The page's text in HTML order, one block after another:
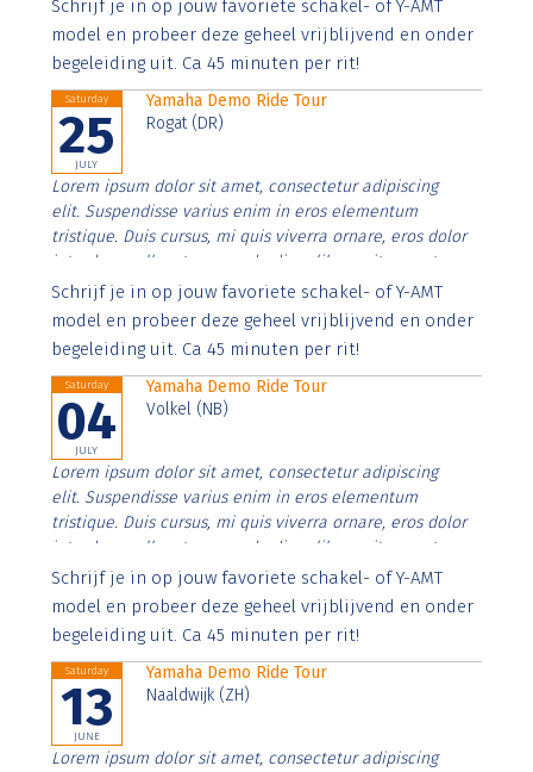
imperdiet. Nunc ut sem vitae risus tristique posuere.
Schrijf je in op jouw favoriete schakel- of Y-AMT
model en probeer deze geheel vrijblijvend en onder
begeleiding uit. Ca 45 minuten per rit!
Saturday
25
JULY
Yamaha Demo Ride Tour
Rogat (DR)
Lorem ipsum dolor sit amet, consectetur adipiscing
elit. Suspendisse varius enim in eros elementum
tristique. Duis cursus, mi quis viverra ornare, eros dolor
interdum nulla, ut commodo diam libero vitae erat.
Aenean faucibus nibh et justo cursus id rutrum lorem
imperdiet. Nunc ut sem vitae risus tristique posuere.
Schrijf je in op jouw favoriete schakel- of Y-AMT
model en probeer deze geheel vrijblijvend en onder
begeleiding uit. Ca 45 minuten per rit!
Saturday
04
JULY
Yamaha Demo Ride Tour
Volkel (NB)
Lorem ipsum dolor sit amet, consectetur adipiscing
elit. Suspendisse varius enim in eros elementum
tristique. Duis cursus, mi quis viverra ornare, eros dolor
interdum nulla, ut commodo diam libero vitae erat.
Aenean faucibus nibh et justo cursus id rutrum lorem
imperdiet. Nunc ut sem vitae risus tristique posuere.
Schrijf je in op jouw favoriete schakel- of Y-AMT
model en probeer deze geheel vrijblijvend en onder
begeleiding uit. Ca 45 minuten per rit!
Saturday
13
JUNE
Yamaha Demo Ride Tour
Naaldwijk (ZH)
Lorem ipsum dolor sit amet, consectetur adipiscing